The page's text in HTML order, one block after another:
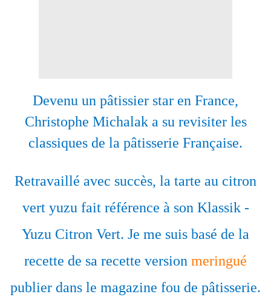
Devenu un pâtissier star en France,
Christophe Michalak a su revisiter les
classiques de la pâtisserie Française.
Retravaillé avec succès, la tarte au citron
vert yuzu fait référence à son Klassik -
Yuzu Citron Vert. Je me suis basé de la
recette de sa recette version meringué
publier dans le magazine fou de pâtisserie.